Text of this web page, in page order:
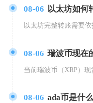
08-06 以太坊如何
08-06 瑞波币现在
08-06 ada币是什